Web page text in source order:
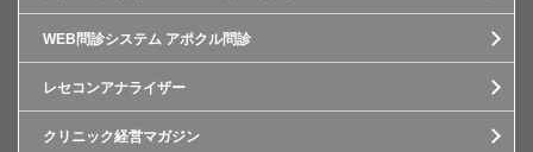
WEB問診システム アポクル問診
レセコンアナライザー
クリニック経営マガジン